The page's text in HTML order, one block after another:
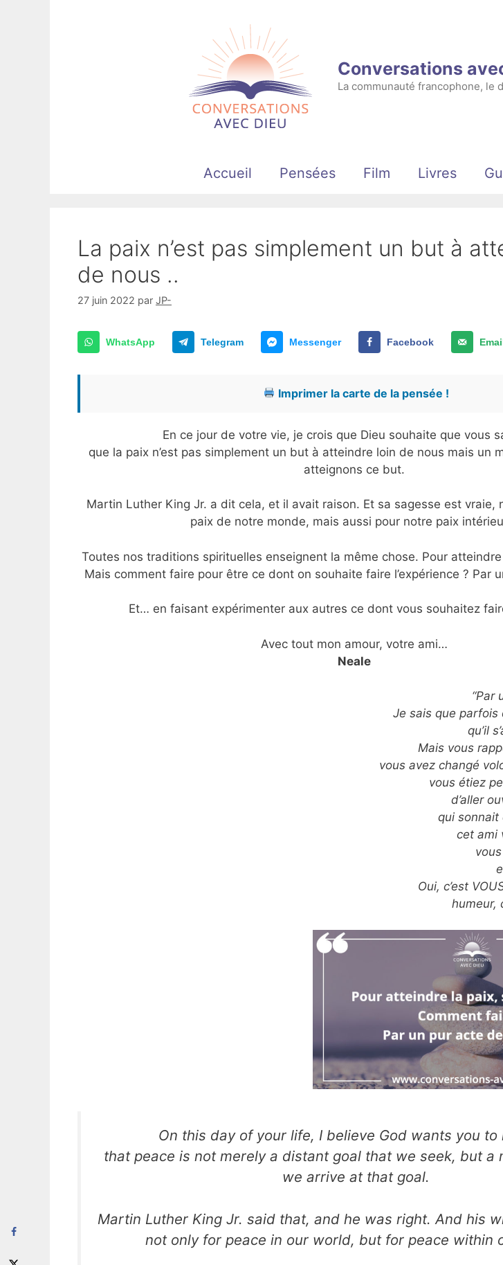
Conversations
La communauté francophone, le
Accueil Pensées Film Livres
La paix n’est pas simplement un but à
de nous ..
27 juin 2022 par JP-
WhatsApp Telegram Messenger Facebook
Imprimer la carte de la pensée !
En ce jour de votre vie, je crois que Dieu souhaite que vous
que la paix n’est pas simplement un but à atteindre loin de nous mais un
atteignons ce but.
Martin Luther King Jr. a dit cela, et il avait raison. Et sa sagesse est vraie,
paix de notre monde, mais aussi pour notre paix
Toutes nos traditions spirituelles enseignent la même chose. Pour
Mais comment faire pour être ce dont on souhaite faire l’expérience ? Par
Et… en faisant expérimenter aux autres ce dont vous souhaitez
Avec tout mon amour, votre ami…
Neale
“Par
Je sais que parfois
qu’il
Mais vous
vous avez changé
vous étiez
d’aller
qui sonnait
cet ami
Oui, c’est
humeur,
On this day of your life, I believe God wants you
that peace is not merely a distant goal that we seek, but a
we arrive at that goal.
Martin Luther King Jr. said that, and he was right. And his
not only for peace in our world, but for peace within